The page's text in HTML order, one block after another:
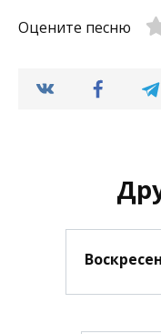
Оцените песню